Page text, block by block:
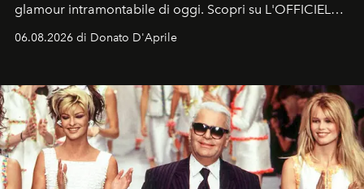
glamour intramontabile di oggi. Scopri su L'OFFICIEL
06.08.2026 di Donato D'Aprile